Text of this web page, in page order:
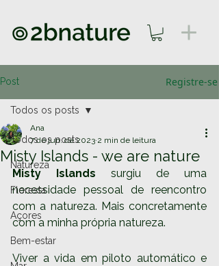
Post Registre-se
Todos os posts
Natureza
Floresta
Açores
Bem-estar
Todos os posts
Misty Islands - we are nature
Ana
7 de jun. de 2023 2 min de leitura
Misty Islands surgiu de uma
necessidade pessoal de reencontro
com a natureza. Mais concretamente
com a minha própria natureza.
Viver a vida em piloto automático e